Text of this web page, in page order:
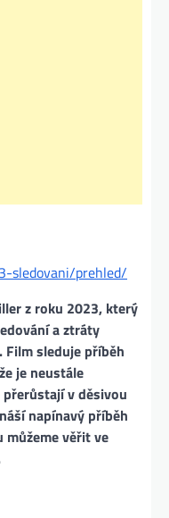
sledovani/prehled/
z roku 2023, který
a ztráty
sleduje příběh
je neustále
v děsivou
napínavý příběh
můžeme věřit ve